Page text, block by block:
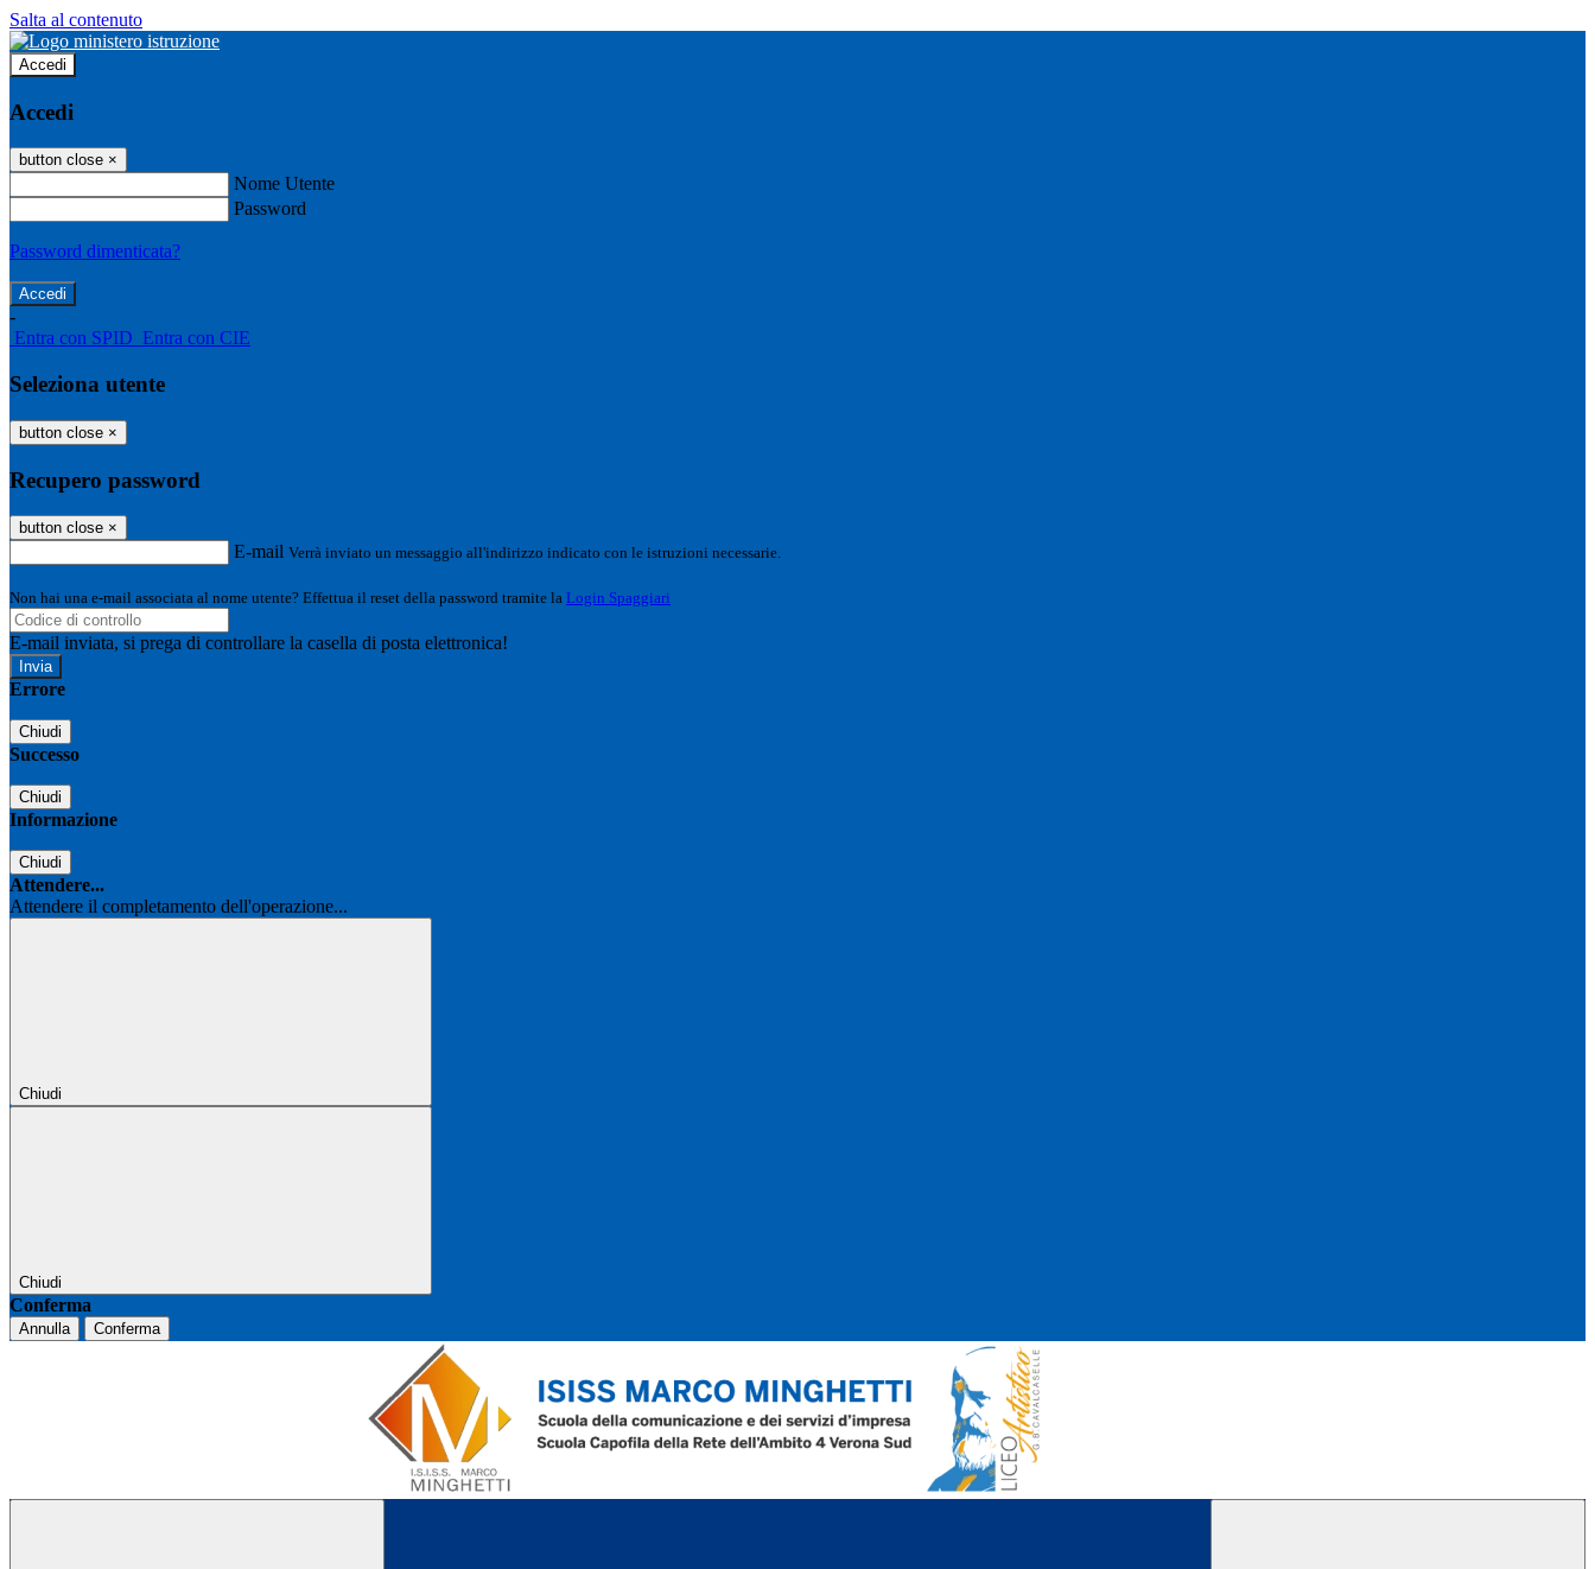
Salta al contenuto
Accedi
Accedi
button close ×
Nome Utente
Password
Password dimenticata?
-
Entra con SPID Entra con CIE
Seleziona utente
button close ×
Recupero password
button close ×
E-mail Verrà inviato un messaggio all'indirizzo indicato con le istruzioni necessarie.
Non hai una e-mail associata al nome utente? Effettua il reset della password tramite la Login Spaggiari
E-mail inviata, si prega di controllare la casella di posta elettronica!
Errore
Chiudi
Successo
Chiudi
Informazione
Chiudi
Attendere...
Attendere il completamento dell'operazione...
Chiudi
Chiudi
Conferma
Annulla Conferma